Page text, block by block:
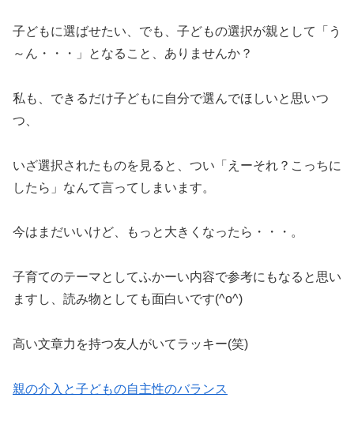
子どもに選ばせたい、でも、子どもの選択が親として「う
～ん・・・」となること、ありませんか？
私も、できるだけ子どもに自分で選んでほしいと思いつ
つ、
いざ選択されたものを見ると、つい「えーそれ？こっちに
したら」なんて言ってしまいます。
今はまだいいけど、もっと大きくなったら・・・。
子育てのテーマとしてふかーい内容で参考にもなると思い
ますし、読み物としても面白いです(^o^)
高い文章力を持つ友人がいてラッキー(笑)
親の介入と子どもの自主性のバランス